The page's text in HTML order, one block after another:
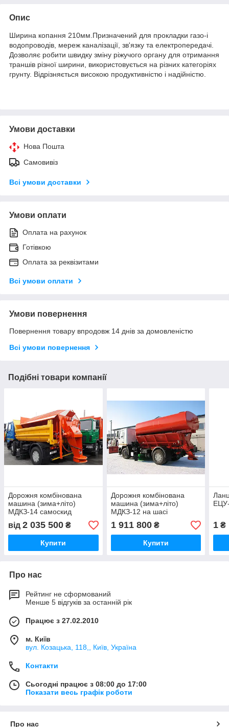
Опис
Ширина копання 210мм.Призначений для прокладки газо-і
водопроводів, мереж каналізації, зв'язку та електропередачі.
Дозволяє робити швидку зміну ріжучого органу для отримання
траншів різної ширини, використовується на різних категоріях
грунту. Відрізняється високою продуктивністю і надійністю.
Умови доставки
Нова Пошта
Самовивіз
Всі умови доставки
Умови оплати
Оплата на рахунок
Готівкою
Оплата за реквізитами
Всі умови оплати
Умови повернення
Повернення товару впродовж 14 днів за домовленістю
Всі умови повернення
Подібні товари компанії
Дорожня комбінована
машина (зима+літо)
МДКЗ-14 самоскид
МАЗ-5550
від 2 035 500 ₴
Купити
Дорожня комбінована
машина (зима+літо)
МДКЗ-12 на шасі
МАЗ-5340
1 911 800₴
Купити
1 ₴
Про нас
Рейтинг не сформований
Менше 5 відгуків за останній рік
Працює з 27.02.2010
м. Київ
вул. Козацька, 118,, Київ, Україна
Контакти
Сьогодні працює з 08:00 до 17:00
Показати весь графік роботи
Про нас